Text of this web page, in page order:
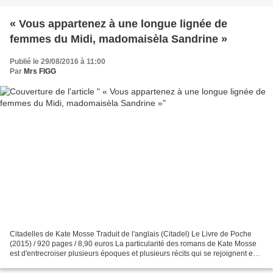
« Vous appartenez à une longue lignée de
femmes du Midi, madomaisèla Sandrine »
Publié le 29/08/2016 à 11:00
Par Mrs FIGG
Citadelles de Kate Mosse Traduit de l'anglais (Citadel) Le Livre de Poche
(2015) / 920 pages / 8,90 euros La particularité des romans de Kate Mosse
est d'entrecroiser plusieurs époques et plusieurs récits qui se rejoignent en